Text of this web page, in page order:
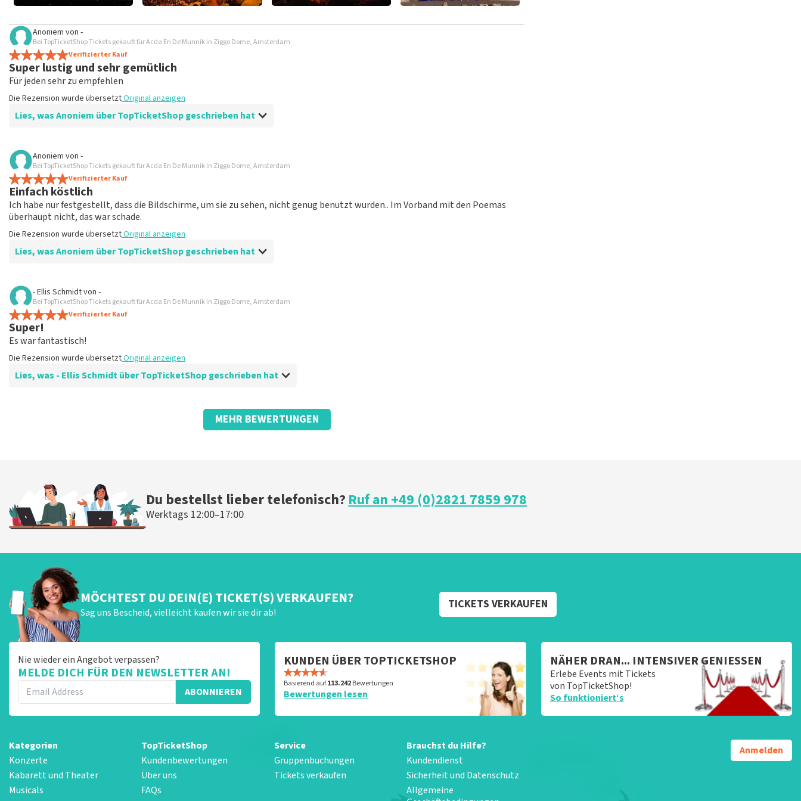
Anoniem von -
Bei TopTicketShop Tickets gekauft für Acda En De Munnik in Ziggo Dome, Amsterdam
Verifizierter Kauf
Super lustig und sehr gemütlich
Für jeden sehr zu empfehlen
Die Rezension wurde übersetztOriginal anzeigen
Lies, was Anoniem über TopTicketShop geschrieben hat
Bewertung von Anoniem über
Allerdings sehr teuer.
Die Rezension wurde übersetzt
Anoniem von -
Bei TopTicketShop Tickets gekauft für Acda En De Munnik in Ziggo Dome, Amsterdam
Verifizierter Kauf
Einfach köstlich
Ich habe nur festgestellt, dass die Bildschirme, um sie zu sehen, nicht genug benutzt wurden.. Im Vorband mit den Poemas
überhaupt nicht, das war schade.
Die Rezension wurde übersetztOriginal anzeigen
Lies, was Anoniem über TopTicketShop geschrieben hat
Bewertung von Anoniem über
Wurde gut informiert
Fein
Die Rezension wurde übersetzt
- Ellis Schmidtvon -
Bei TopTicketShop Tickets gekauft für Acda En De Munnik in Ziggo Dome, Amsterdam
Verifizierter Kauf
Super!
Es war fantastisch!
Die Rezension wurde übersetztOriginal anzeigen
Lies, was - Ellis Schmidt über TopTicketShop geschrieben hat
TopTicketShop
MEHR BEWERTUNGEN
Du bestellst lieber telefonisch?Ruf an +49 (0)2821 7859 978
Werktags 12:00–17:00
MÖCHTEST DU DEIN(E) TICKET(S) VERKAUFEN?
Sag uns Bescheid, vielleicht kaufen wir sie dir ab!
TICKETS VERKAUFEN
Nie wieder ein Angebot verpassen?
MELDE DICH FÜR DEN NEWSLETTER AN!
ABONNIEREN
KUNDEN ÜBER TOPTICKETSHOP
Basierend auf113.242Bewertungen
Bewertungen lesen
NÄHER DRAN... INTENSIVER GENIESSEN
Erlebe Events mit Tickets
von TopTicketShop!
So funktioniert‘s
Kategorien
Konzerte
Kabarett und Theater
Musicals
TopTicketShop
Kundenbewertungen
Über uns
FAQs
Service
Gruppenbuchungen
Tickets verkaufen
Brauchst du Hilfe?
Kundendienst
Sicherheit und Datenschutz
Allgemeine
Anmelden